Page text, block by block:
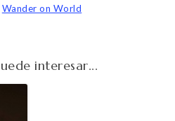
Wander on World
interesar...